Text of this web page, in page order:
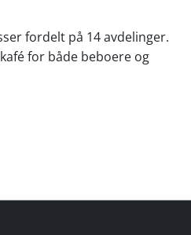
fordelt på 14 avdelinger.
for både beboere og